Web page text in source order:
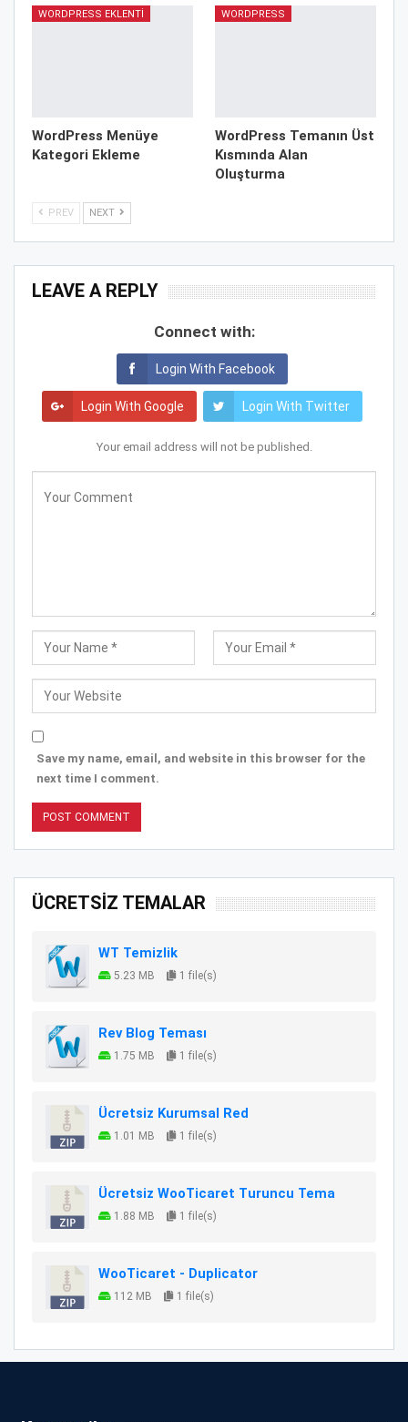
WORDPRESS EKLENTI
WordPress Menüye
Kategori Ekleme
WORDPRESS
WordPress Temanın Üst
Kısmında Alan
Oluşturma
PREV NEXT
LEAVE A REPLY
Connect with:
Login With Facebook
Login With Google Login With Twitter
Your email address will not be published.
Save my name, email, and website in this browser for the
next time I comment.
ÜCRETSİZ TEMALAR
WT Temizlik
5.23 MB 1 file(s)
Rev Blog Teması
1.75 MB 1 file(s)
Ücretsiz Kurumsal Red
1.01 MB 1 file(s)
Ücretsiz WooTicaret Turuncu Tema
1.88 MB 1 file(s)
WooTicaret - Duplicator
112 MB 1 file(s)